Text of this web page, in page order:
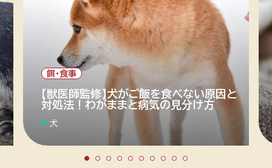
餌・食事
【獣医師監修】犬がご飯を食べない原因と
対処法！わがままと病気の見分け方
犬